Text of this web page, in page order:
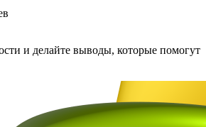
и делайте выводы, которые помогут